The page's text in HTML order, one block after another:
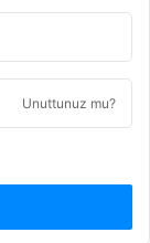
Unuttunuz mu?